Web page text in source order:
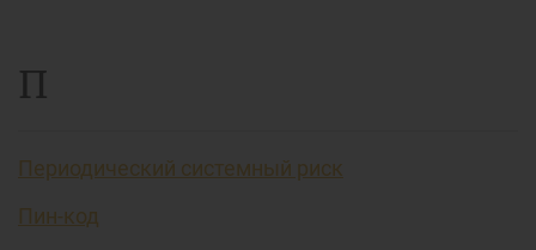
П
Периодический системный риск
Пин-код